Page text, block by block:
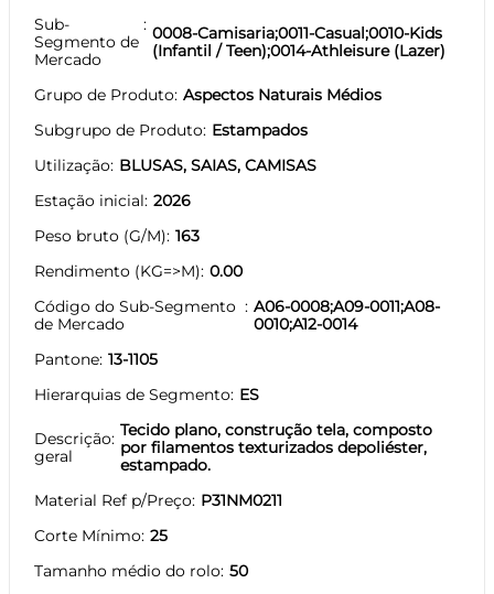
Sub-
Segmento de
Mercado
0008-Camisaria;0011-Casual;0010-Kids
(Infantil / Teen);0014-Athleisure (Lazer)
Grupo de Produto Aspectos Naturais Médios
Subgrupo de Produto Estampados
Utilização BLUSAS, SAIAS, CAMISAS
Estação inicial 2026
Peso bruto (G/M) 163
Rendimento (KG=>M) 0.00
Código do Sub-Segmento
de Mercado
A06-0008;A09-0011;A08-
0010;A12-0014
Pantone 13-1105
Hierarquias de Segmento ES
Descrição
geral
Tecido plano, construção tela, composto
por filamentos texturizados depoliéster,
estampado.
Material Ref p/Preço P31NM0211
Corte Mínimo 25
Tamanho médio do rolo 50